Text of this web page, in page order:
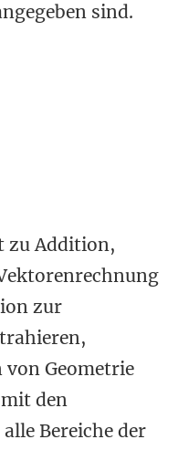
sind.
zu Addition,
zur
Geometrie
den
Bereiche der